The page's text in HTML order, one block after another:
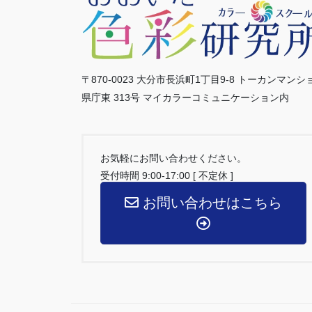
〒870-0023 大分市長浜町1丁目9-8 トーカンマンシ
県庁東 313号 マイカラーコミュニケーション内
お気軽にお問い合わせください。
受付時間 9:00-17:00 [ 不定休 ]
お問い合わせはこちら